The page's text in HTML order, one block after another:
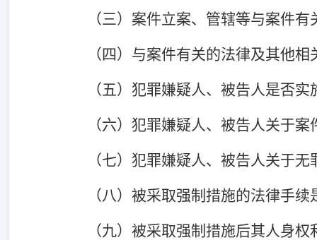
（三）案件立案、管辖等与案件
（四）与案件有关的法律及其他
（五）犯罪嫌疑人、被告人是否
（六）犯罪嫌疑人、被告人关于
（七）犯罪嫌疑人、被告人关于
（八）被采取强制措施的法律手
（九）被采取强制措施后其人身